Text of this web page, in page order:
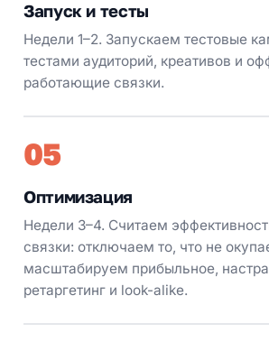
Запуск и тесты
Недели 1–2. Запускаем тестовые
тестами аудиторий, креативов и
работающие связки.
05
Оптимизация
Недели 3–4. Считаем
связки: отключаем то, что не
масштабируем прибыльное,
ретаргетинг и look-alike.